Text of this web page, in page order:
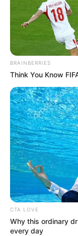
BRAINBERRIES
Think You Know
CTA LOVE
Why this ordinary
every day